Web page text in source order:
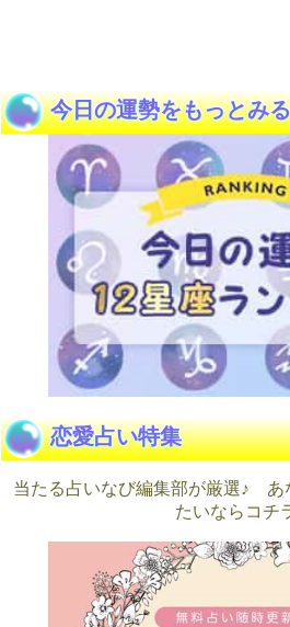
今日の運勢をもっとみる
恋愛占い特集
当たる占いなび編集部が厳選♪ あ
たいならコチ